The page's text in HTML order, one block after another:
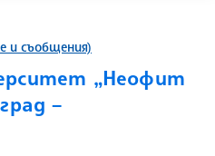
и съобщения)
„Неофит
–